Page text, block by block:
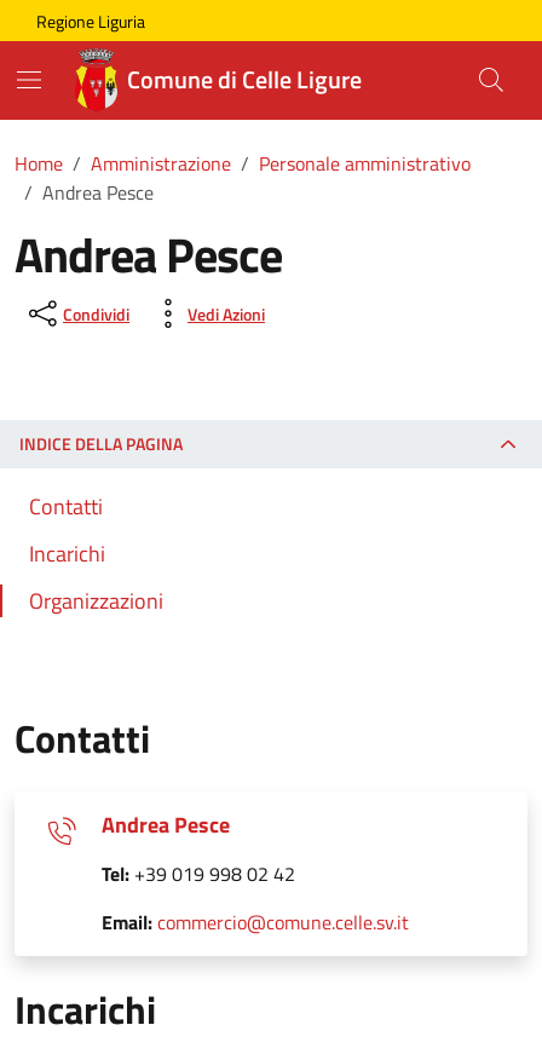
Skip to main content
Comune di Celle Ligure
Regione Liguria
Comune di Celle Ligure
Home Amministrazione
Personale amministrativo
Andrea Pesce
Andrea Pesce
Condividi Vedi Azioni
INDICE DELLA PAGINA
Contatti
Incarichi
Organizzazioni
Contatti
Andrea Pesce
Tel: +39 019 998 02 42
Email:commercio@comune.celle.sv.it
Incarichi